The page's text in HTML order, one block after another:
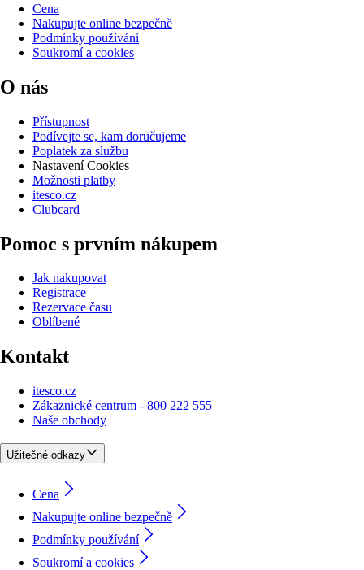
Cena
Nakupujte online bezpečně
Podmínky používání
Soukromí a cookies
O nás
Přístupnost
Podívejte se, kam doručujeme
Poplatek za službu
Nastavení Cookies
Možnosti platby
itesco.cz
Clubcard
Pomoc s prvním nákupem
Jak nakupovat
Registrace
Rezervace času
Oblíbené
Kontakt
itesco.cz
Zákaznické centrum - 800 222 555
Naše obchody
Užitečné odkazy
Cena
Nakupujte online bezpečně
Podmínky používání
Soukromí a cookies